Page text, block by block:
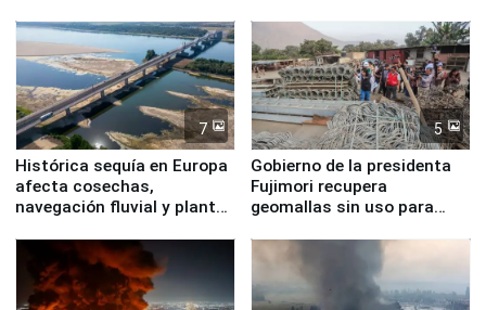
7
Histórica sequía en Europa
afecta cosechas,
navegación fluvial y plantas
5
Gobierno de la presidenta
Fujimori recupera
geomallas sin uso para
Fenómeno El Niño